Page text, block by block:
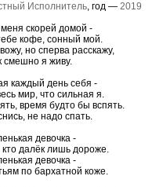
Исполнитель, год — 2019
скорей домой -
кофе, сонный мой.
но сперва расскажу,
смешно я живу.
каждый день себя -
мир, что сильная я.
время будто бы вспять.
не надо спать.
девочка -
кто далёк лишь дороже.
девочка -
по бархатной коже.